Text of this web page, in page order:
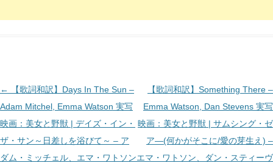
投
稿
ナ
ビ
ゲ
←
【歌詞和訳】Days In The Sun –
Adam Mitchel, Emma Watson 実写
映画：美女と野獣 | デイズ・イン・
ザ・サン～日差しを浴びて～ – ア
ダム・ミッチェル、エマ・ワトソン
【歌詞和訳】Something There –
Emma Watson, Dan Stevens 実写
映画：美女と野獣 | サムシング・ゼ
ア―(何かがそこに/愛の芽生え) –
エマ・ワトソン、ダン・スティーヴ